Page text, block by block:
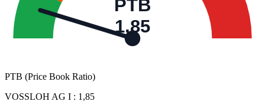
PTB
1,85
PTB (Price Book Ratio)
VOSSLOH AG I : 1,85